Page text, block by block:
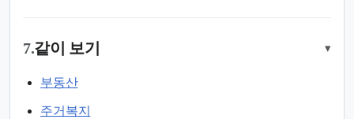
7.같이 보기 ▾
부동산
주거복지